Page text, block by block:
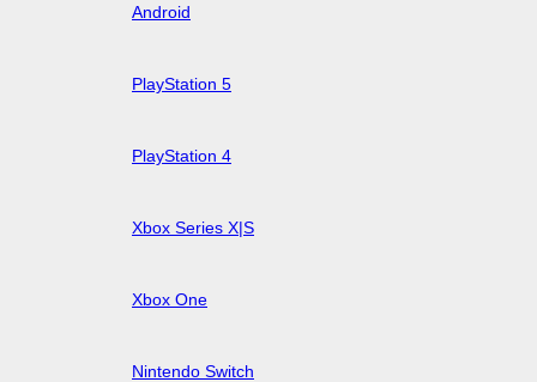
Android
PlayStation 5
PlayStation 4
Xbox Series X|S
Xbox One
Nintendo Switch